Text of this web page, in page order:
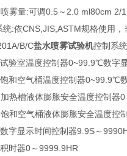
喷雾量:可调0.5～2.0 ml80cm 2/
统:依CNS,JIS,ASTM规格使用
B/C盐水喷雾试验机控制系
试验室温度控制器0~99.9℃数字
饱和空气桶温度控制器0~99.9℃
加热槽液体膨胀安全温度控制器
饱和空气桶液体膨胀安全温度控
数字显示时间控制器9.9S～
积时器0～9999.9HR